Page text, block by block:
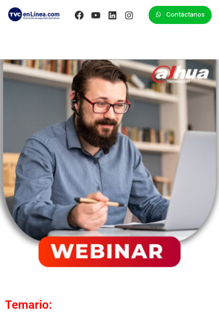
Contáctanos
Temario: